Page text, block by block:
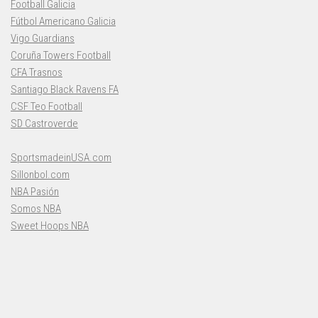
Football Galicia
Fútbol Americano Galicia
Vigo Guardians
Coruña Towers Football
CFA Trasnos
Santiago Black Ravens FA
CSF Teo Football
SD Castroverde
SportsmadeinUSA.com
Sillonbol.com
NBA Pasión
Somos NBA
Sweet Hoops NBA